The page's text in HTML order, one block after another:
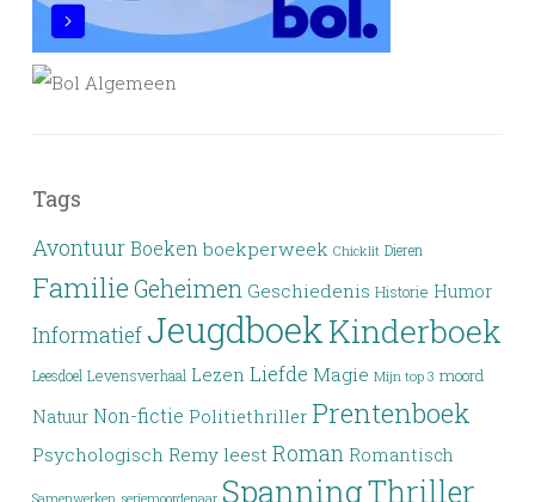
Tags
Avontuur Boeken boekperweek Chicklit Dieren
Familie Geheimen Geschiedenis Historie Humor
Informatief JeugdboekKinderboek
Leesdoel Levensverhaal Lezen Liefde Magie Mijn top 3 moord
Natuur Non-fictie Politiethriller Prentenboek
Psychologisch Remy leest Roman Romantisch
SpanningThriller